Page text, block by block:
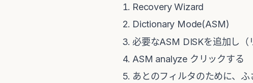
Recovery Wizard
Dictionary Mode(ASM)
必要なASM DISKを追加し（
ASM analyze クリックする
あとのフィルタのために、ふ